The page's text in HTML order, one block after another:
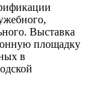
Выставка
площадку
в